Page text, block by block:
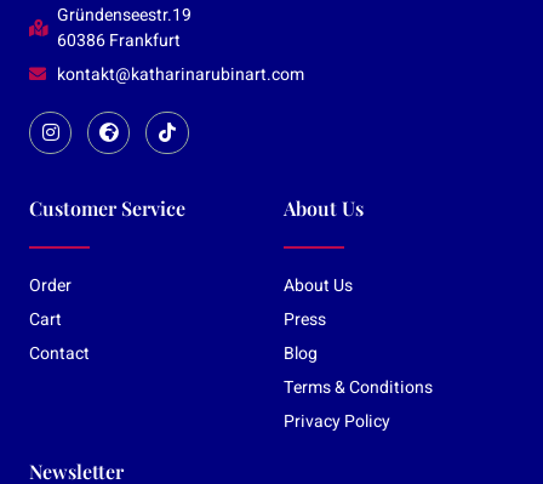
Gründenseestr.19
60386 Frankfurt
kontakt@katharinarubinart.com
Customer Service
Order
Cart
Contact
About Us
About Us
Press
Blog
Terms & Conditions
Privacy Policy
Newsletter